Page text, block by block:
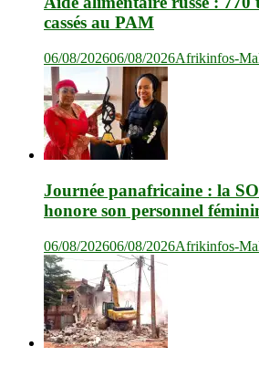
cassés au PAM
06/08/202606/08/2026Afrikinfos-
Journée panafricaine : la
honore son personnel
06/08/202606/08/2026Afrikinfos-